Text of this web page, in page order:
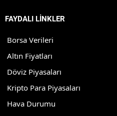
FAYDALI LİNKLER
Borsa Verileri
Altın Fiyatları
Döviz Piyasaları
Kripto Para Piyasaları
Hava Durumu